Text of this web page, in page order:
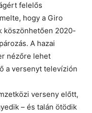
felelős
hogy a Giro
köszönhetően 2020-
A hazai
nézőre lehet
a versenyt televízión
verseny előtt,
– és talán ötödik